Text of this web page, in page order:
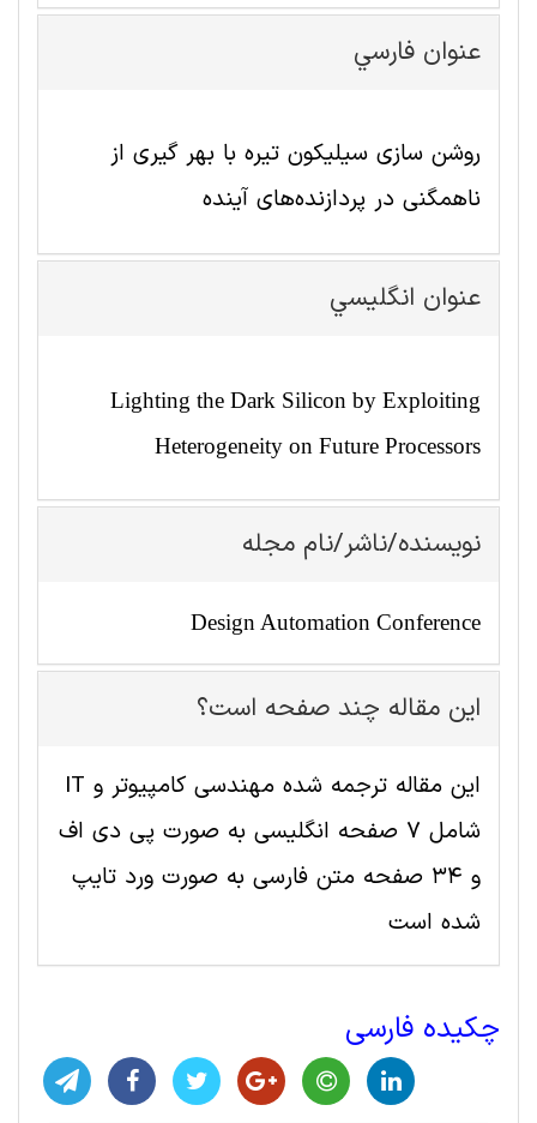
عنوان فارسي
روشن سازی سیلیکون تیره با بهر گیری از
ناهمگنی در پردازنده‌های آینده
عنوان انگليسي
Lighting the Dark Silicon by Exploiting
Heterogeneity on Future Processors
نویسنده/ناشر/نام مجله
Design Automation Conference
این مقاله چند صفحه است؟
این مقاله ترجمه شده مهندسی کامپیوتر و IT
شامل 7 صفحه انگلیسی به صورت پی دی اف
و 34 صفحه متن فارسی به صورت ورد تایپ
شده است
چکیده فارسی